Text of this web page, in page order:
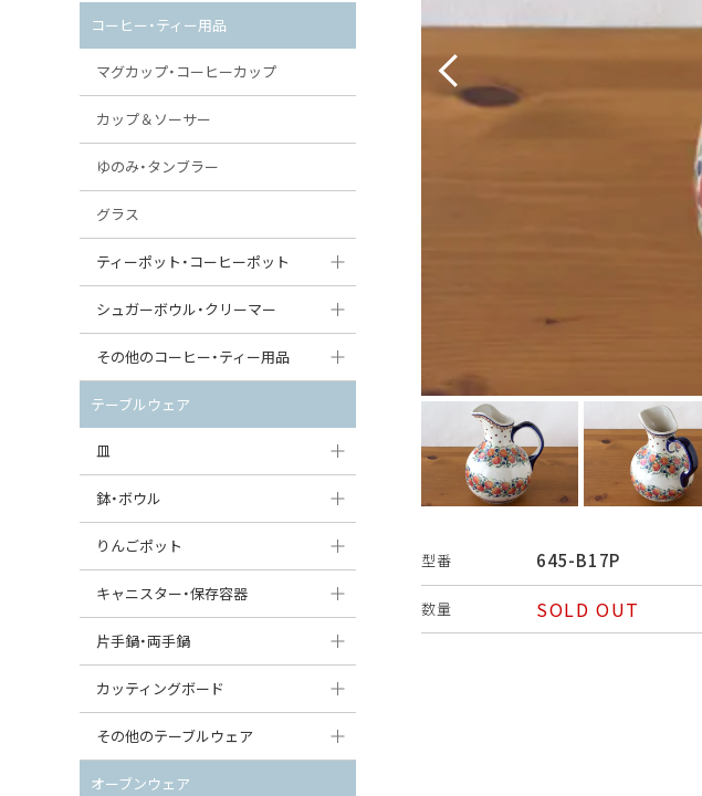
型番 645-B17P
数量
SOLD OUT
コーヒー・ティー用品
マグカップ・コーヒーカップ
カップ＆ソーサー
ゆのみ・タンブラー
グラス
ティーポット・コーヒーポット
ティーポット
コーヒーポット
シュガーボウル・クリーマー
シュガーボウル
クリーマー
その他のコーヒー・ティー用品
ポットウォーマー
ピッチャー
コーヒードリッパー
すべて見る
テーブルウェア
皿
大皿（24cm〜）
中皿（18〜24cm）
丸皿
スープ皿
鉢・ボウル
大鉢（21cm〜）
中鉢（16〜21cm）
丸鉢・どんぶり・ボウル
茶碗
りんごポット
りんごポット
りんごポット小
キャニスター・保存容器
キャニスター
つぼ
片手鍋・両手鍋
ソースパン（片手鍋）
スープチュリーン
カッティングボード
角型カッティングボード
丸型カッティングボード
その他のテーブルウェア
調味料入れ
オーブンウェア